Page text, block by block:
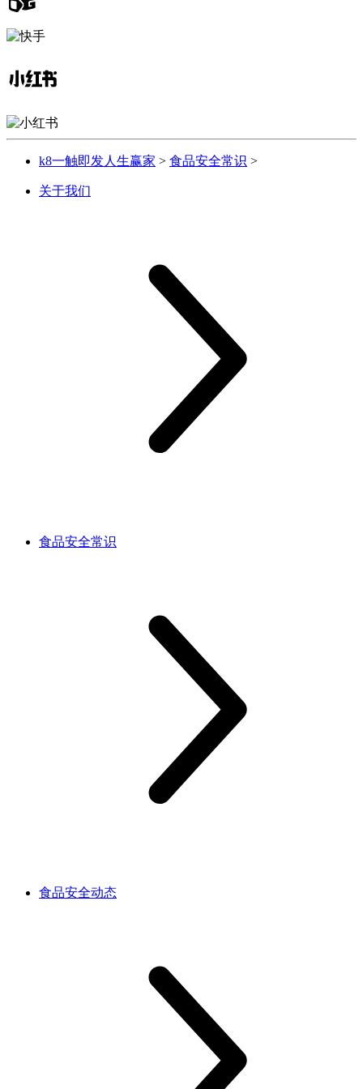
k8一触即发人生赢家 > 食品安全常识 >
关于我们
食品安全常识
食品安全动态